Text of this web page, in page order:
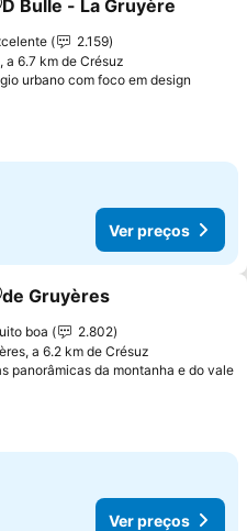
aos favoritos
Bulle - La Gruyère
2.159
a 6.7 km de Crésuz
urbano com foco em design
Ver preços
aos favoritos
Gruyères
boa
2.802
a 6.2 km de Crésuz
panorâmicas da montanha e do vale
Ver preços